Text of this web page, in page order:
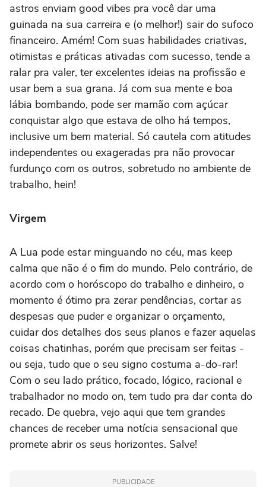
astros enviam good vibes pra você dar uma
guinada na sua carreira e (o melhor!) sair do sufoco
financeiro. Amém! Com suas habilidades criativas,
otimistas e práticas ativadas com sucesso, tende a
ralar pra valer, ter excelentes ideias na profissão e
usar bem a sua grana. Já com sua mente e boa
lábia bombando, pode ser mamão com açúcar
conquistar algo que estava de olho há tempos,
inclusive um bem material. Só cautela com atitudes
independentes ou exageradas pra não provocar
furdunço com os outros, sobretudo no ambiente de
trabalho, hein!
Virgem
A Lua pode estar minguando no céu, mas keep
calma que não é o fim do mundo. Pelo contrário, de
acordo com o horóscopo do trabalho e dinheiro, o
momento é ótimo pra zerar pendências, cortar as
despesas que puder e organizar o orçamento,
cuidar dos detalhes dos seus planos e fazer aquelas
coisas chatinhas, porém que precisam ser feitas -
ou seja, tudo que o seu signo costuma a-do-rar!
Com o seu lado prático, focado, lógico, racional e
trabalhador no modo on, tem tudo pra dar conta do
recado. De quebra, vejo aqui que tem grandes
chances de receber uma notícia sensacional que
promete abrir os seus horizontes. Salve!
PUBLICIDADE